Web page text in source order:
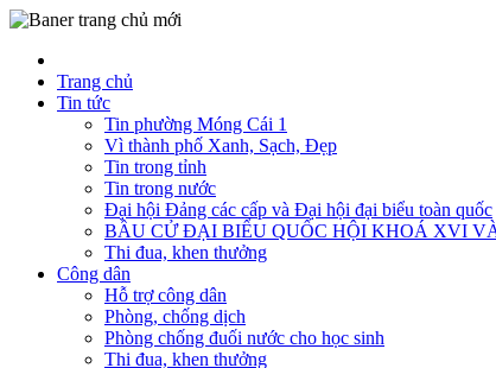
Trang chủ
Tin tức
Tin phường Móng Cái 1
Vì thành phố Xanh, Sạch, Đẹp
Tin trong tỉnh
Tin trong nước
Đại hội Đảng các cấp và Đại hội đại biểu toàn quốc
BẦU CỬ ĐẠI BIỂU QUỐC HỘI KHOÁ XVI
Thi đua, khen thưởng
Công dân
Hỗ trợ công dân
Phòng, chống dịch
Phòng chống đuối nước cho học sinh
Thi đua, khen thưởng